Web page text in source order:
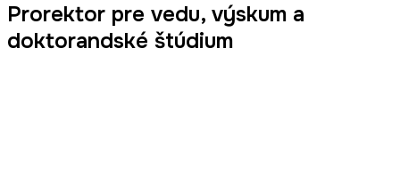
Prorektor pre vedu, výskum a
doktorandské štúdium